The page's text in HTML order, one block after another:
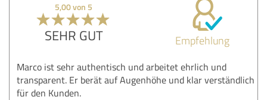
5,00 von 5
SEHR GUT Empfehlung
Marco ist sehr authentisch und arbeitet ehrlich und
transparent. Er berät auf Augenhöhe und klar verständlich
für den Kunden.